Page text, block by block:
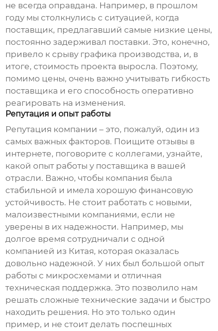
не всегда оправдана. Например, в прошлом
году мы столкнулись с ситуацией, когда
поставщик, предлагавший самые низкие цены,
постоянно задерживал поставки. Это, конечно,
привело к срыву графика производства, и, в
итоге, стоимость проекта выросла. Поэтому,
помимо цены, очень важно учитывать гибкость
поставщика и его способность оперативно
реагировать на изменения.
Репутация и опыт работы
Репутация компании – это, пожалуй, один из
самых важных факторов. Поищите отзывы в
интернете, поговорите с коллегами, узнайте,
какой опыт работы у поставщика в вашей
отрасли. Важно, чтобы компания была
стабильной и имела хорошую финансовую
устойчивость. Не стоит работать с новыми,
малоизвестными компаниями, если не
уверены в их надежности. Например, мы
долгое время сотрудничали с одной
компанией из Китая, которая оказалась
довольно надежной. У них был большой опыт
работы с микросхемами и отличная
техническая поддержка. Это позволило нам
решать сложные технические задачи и быстро
находить решения. Но это только один
пример, и не стоит делать поспешных